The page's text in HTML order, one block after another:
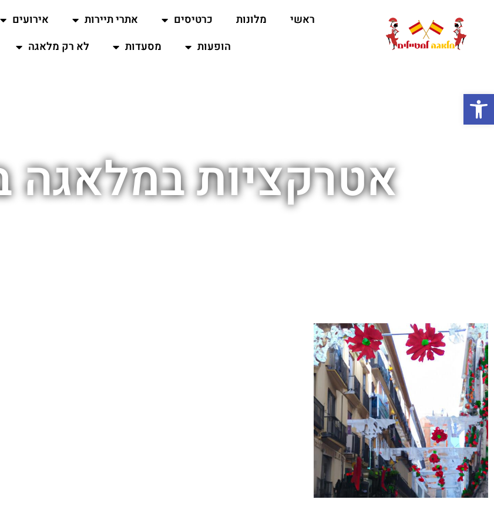
ראשי מלונות כרטיסים אתרי תיירות אירועים
הופעות
מסעדות לא רק מלאגה
אטרקציות במלאגה
פתח סרגל נגישות